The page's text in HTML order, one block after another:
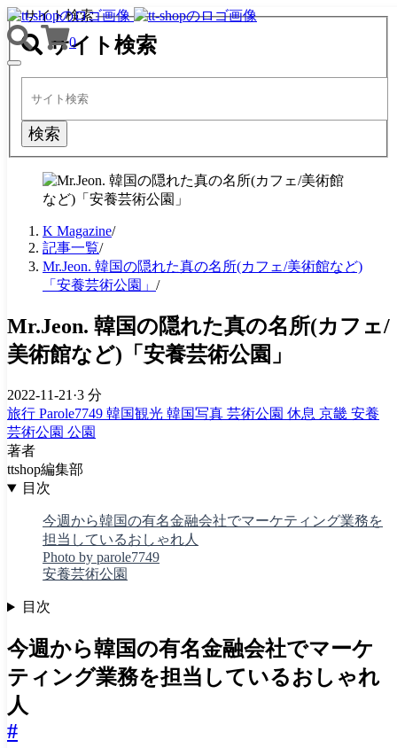
0
TOGGLE
NAVIGATION
サイト検索
サイト検索
検索
K Magazine/
記事一覧/
Mr.Jeon. 韓国の隠れた真の名所(カフェ/美術館など)
「安養芸術公園」 /
Mr.Jeon. 韓国の隠れた真の名所(カフェ/
美術館など)「安養芸術公園」
2022-11-21 ·3 分
旅行 Parole7749 韓国観光 韓国写真 芸術公園 休息 京畿 安養
芸術公園 公園
著者
ttshop編集部
目次
今週から韓国の有名金融会社でマーケティング業務を
担当しているおしゃれ人
Photo by parole7749
安養芸術公園
目次
今週から韓国の有名金融会社でマーケ
ティング業務を担当しているおしゃれ
人
#